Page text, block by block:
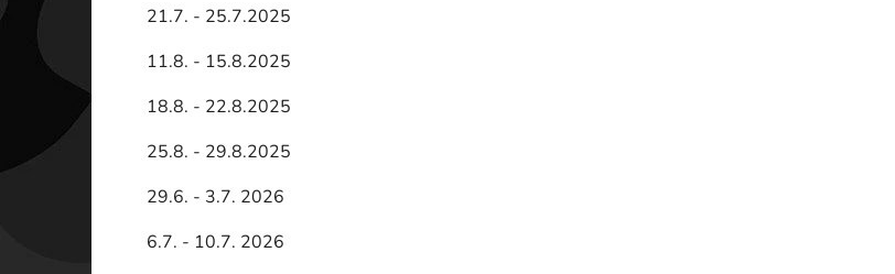
21.7. - 25.7.2025
11.8. - 15.8.2025
18.8. - 22.8.2025
25.8. - 29.8.2025
29.6. - 3.7. 2026
6.7. - 10.7. 2026